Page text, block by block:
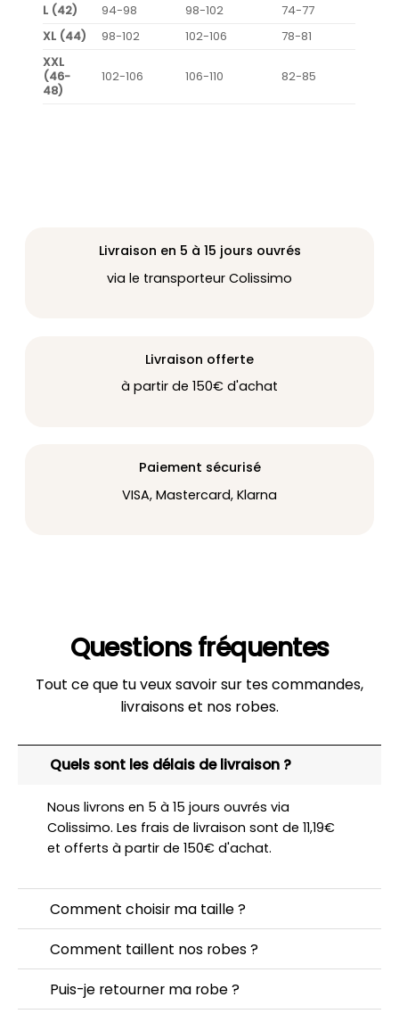
L (42)
94-98 98-102
74-77
XL (44)
98-102 102-106
78-81
XXL
(46-
48)
102-106 106-110 82-85
Livraison en 5 à 15 jours ouvrés
via le transporteur Colissimo
Livraison offerte
à partir de 150€ d'achat
Paiement sécurisé
VISA, Mastercard, Klarna
Questions fréquentes
Tout ce que tu veux savoir sur tes commandes,
livraisons et nos robes.
Quels sont les délais de livraison ?
Nous livrons en 5 à 15 jours ouvrés via
Colissimo. Les frais de livraison sont de 11,19€
et offerts à partir de 150€ d'achat.
Comment choisir ma taille ?
Comment taillent nos robes ?
Puis-je retourner ma robe ?